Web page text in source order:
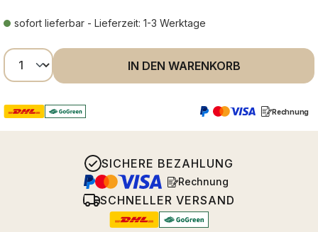
sofort lieferbar - Lieferzeit: 1-3 Werktage
Produkt Anzahl: Gib den gewünschten
IN DEN WARENKORB
Rechnung
SICHERE BEZAHLUNG
Rechnung
SCHNELLER VERSAND